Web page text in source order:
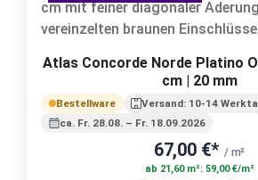
Atlas Concorde Norde Platino
cm | 20 mm
Bestellware
Versand: 10-14
ca. Fr. 28.08. – Fr. 18.09.2026
67,00 €* / m²
ab 21,60 m²: 59,00 €/m²